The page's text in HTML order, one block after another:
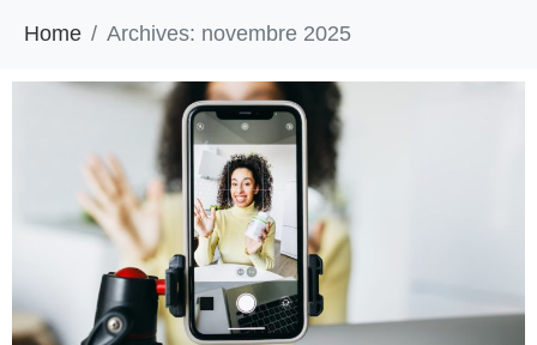
Home Archives: novembre 2025